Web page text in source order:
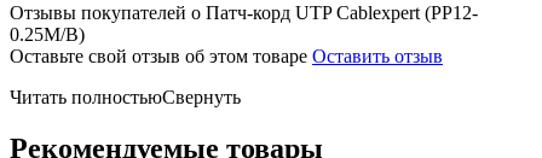
Отзывы покупателей о Патч-корд UTP Cablexpert (PP12-
0.25M/B)
Оставьте свой отзыв об этом товаре Оставить отзыв
Читать полностьюСвернуть
Рекомендуемые товары